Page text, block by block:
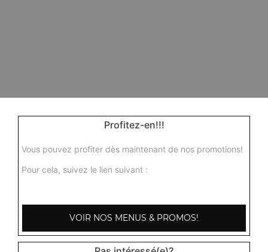
Profitez-en!!!
Vous pouvez profiter dès maintenant de nos promotions!
Pour cela, suivez le lien suivant :
VOIR NOS MENUS & PROMOS!